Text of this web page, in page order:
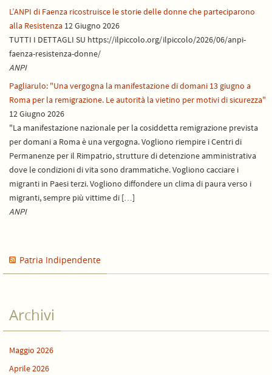
L’ANPI di Faenza ricostruisce le storie delle donne che parteciparono
alla Resistenza 12 Giugno 2026
TUTTI I DETTAGLI SU https://ilpiccolo.org/ilpiccolo/2026/06/anpi-
faenza-resistenza-donne/
ANPI
Pagliarulo: "Una vergogna la manifestazione di domani 13 giugno a
Roma per la remigrazione. Le autorità la vietino per motivi di sicurezza"
12 Giugno 2026
"La manifestazione nazionale per la cosiddetta remigrazione prevista
per domani a Roma è una vergogna. Vogliono riempire i Centri di
Permanenze per il Rimpatrio, strutture di detenzione amministrativa
dove le condizioni di vita sono drammatiche. Vogliono cacciare i
migranti in Paesi terzi. Vogliono diffondere un clima di paura verso i
migranti, sempre più vittime di […]
ANPI
Patria Indipendente
Archivi
Maggio 2026
Aprile 2026